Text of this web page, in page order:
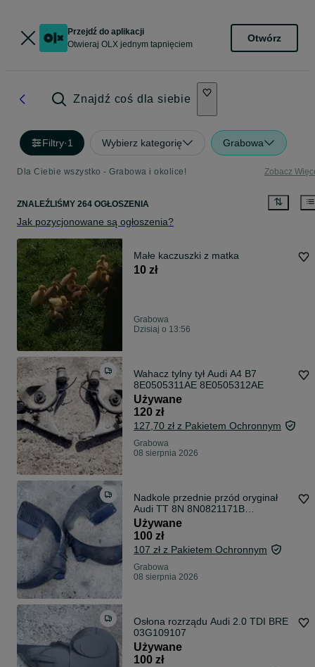
Przejdź do aplikacji
Otwieraj OLX jednym tapnięciem
Otwórz
Znajdź coś dla siebie
Filtry·1 Wybierz kategorię Grabowa
Dla Ciebie wszystko - Grabowa i okolice! Zobacz
ZNALEŹLIŚMY 264 OGŁOSZENIA
Jak pozycjonowane są ogłoszenia?
Małe kaczuszki z matka
10 zł
Grabowa
Dzisiaj o 13:56
Wahacz tylny tył Audi A4 B7
8E0505311AE 8E0505312AE
Używane
120 zł
127,70 zł z Pakietem Ochronnym
Grabowa
08 sierpnia 2026
Nadkole przednie przód oryginał
Audi TT 8N 8N0821171B
8N0821172B
Używane
100 zł
107 zł z Pakietem Ochronnym
Grabowa
08 sierpnia 2026
Osłona rozrządu Audi 2.0 TDI BRE
03G109107
Używane
100 zł